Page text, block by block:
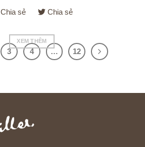
XEM THÊM
Chia sẻ Chia sẻ
3 4 … 12